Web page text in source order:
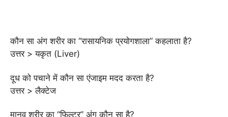
कौन सा अंग शरीर का “रासायनिक प्रयोगशाला” कहलाता है?
उत्तर > यकृत (Liver)
दूध को पचाने में कौन सा एंजाइम मदद करता है?
उत्तर > लैक्टेज
मानव शरीर का “फिल्टर” अंग कौन सा है?